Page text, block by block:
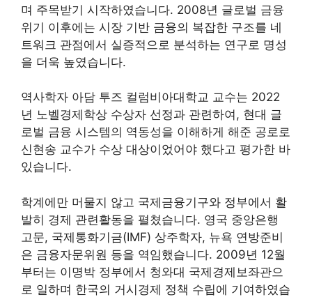
며 주목받기 시작하였습니다. 2008년 글로벌 금융
위기 이후에는 시장 기반 금융의 복잡한 구조를 네
트워크 관점에서 실증적으로 분석하는 연구로 명성
을 더욱 높였습니다.
역사학자 아담 투즈 컬럼비아대학교 교수는 2022
년 노벨경제학상 수상자 선정과 관련하여, 현대 글
로벌 금융 시스템의 역동성을 이해하게 해준 공로로
신현송 교수가 수상 대상이었어야 했다고 평가한 바
있습니다.
학계에만 머물지 않고 국제금융기구와 정부에서 활
발히 경제 관련활동을 펼쳤습니다. 영국 중앙은행
고문, 국제통화기금(IMF) 상주학자, 뉴욕 연방준비
은 금융자문위원 등을 역임했습니다. 2009년 12월
부터는 이명박 정부에서 청와대 국제경제보좌관으
로 일하며 한국의 거시경제 정책 수립에 기여하였습